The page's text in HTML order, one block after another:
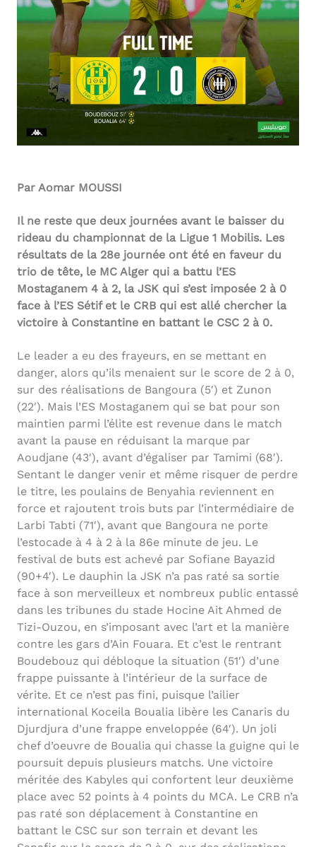
Par Aomar MOUSSI
Il ne reste que deux journées avant le baisser du
rideau du championnat de la Ligue 1 Mobilis. Les
résultats de la 28e journée ont été en faveur du
trio de tête, le MC Alger qui a battu l’ES
Mostaganem 4 à 2, la JSK qui s’est imposée 2 à 0
face à l’ES Sétif et le CRB qui est allé chercher la
victoire à Constantine en battant le CSC 2 à 0.
Le leader a eu des frayeurs, en se mettant en
danger, alors qu’ils menaient sur le score de 2 à 0,
sur des réalisations de Bangoura (5′) et Zunon
(22′). Mais l’ES Mostaganem qui se bat pour son
maintien parmi l’élite est revenue dans le match
avant la pause en réduisant la marque par
Aoudjane (43′), avant d’égaliser par Tamimi (68′).
Sentant le danger venir et même risquer de perdre
le titre, les poulains de Benyahia reviennent en
force et rajoutent trois buts par l’intermédiaire de
Larbi Tabti (71′), avant que Bangoura ne porte
l’estocade à 4 à 2 à la 86e minute de jeu. Le
festival de buts est achevé par Sofiane Bayazid
(90+4′). Le dauphin la JSK n’a pas raté sa sortie
face à son merveilleux et nombreux public entassé
dans les tribunes du stade Hocine Ait Ahmed de
Tizi-Ouzou, en s’imposant avec l’art et la manière
contre les gars d’Ain Fouara. Et c’est le rentrant
Boudebouz qui débloque la situation (51′) d’une
frappe puissante à l’intérieur de la surface de
vérite. Et ce n’est pas fini, puisque l’ailier
international Koceila Boualia libère les Canaris du
Djurdjura d’une frappe enveloppée (64′). Un joli
chef d’oeuvre de Boualia qui chasse la guigne qui le
poursuit depuis plusieurs matchs. Une victoire
méritée des Kabyles qui confortent leur deuxième
place avec 52 points à 4 points du MCA. Le CRB n’a
pas raté son déplacement à Constantine en
battant le CSC sur son terrain et devant les